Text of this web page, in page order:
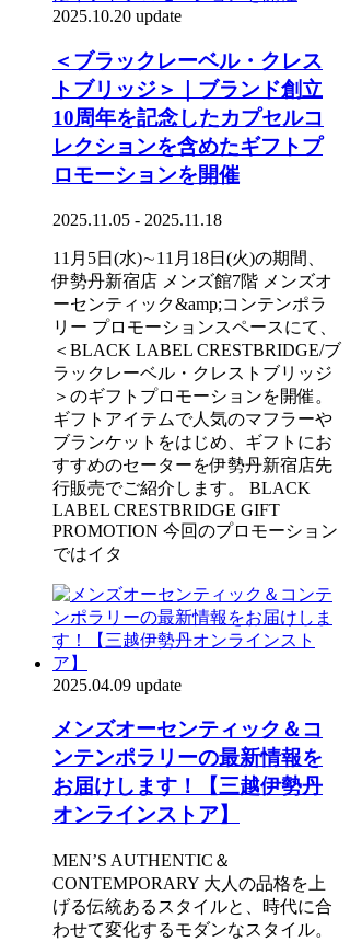
2025.10.20 update
＜ブラックレーベル・クレス
トブリッジ＞｜ブランド創立
10周年を記念したカプセルコ
レクションを含めたギフトプ
ロモーションを開催
2025.11.05 - 2025.11.18
11月5日(水)∼11月18日(火)の期間、
伊勢丹新宿店 メンズ館7階 メンズオ
ーセンティック&amp;コンテンポラ
リー プロモーションスペースにて、
＜BLACK LABEL CRESTBRIDGE/ブ
ラックレーベル・クレストブリッジ
＞のギフトプロモーションを開催。
ギフトアイテムで人気のマフラーや
ブランケットをはじめ、ギフトにお
すすめのセーターを伊勢丹新宿店先
行販売でご紹介します。 BLACK
LABEL CRESTBRIDGE GIFT
PROMOTION 今回のプロモーション
ではイタ
2025.04.09 update
メンズオーセンティック＆コ
ンテンポラリーの最新情報を
お届けします！【三越伊勢丹
オンラインストア】
MEN’S AUTHENTIC＆
CONTEMPORARY 大人の品格を上
げる伝統あるスタイルと、時代に合
わせて変化するモダンなスタイル。